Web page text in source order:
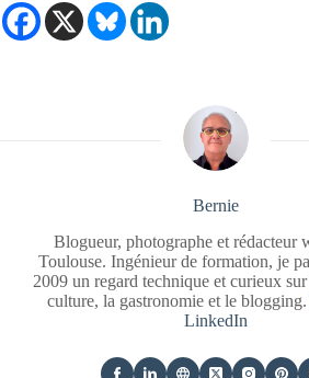
Bernie
Blogueur, photographe et rédacteur
Toulouse. Ingénieur de formation, je
2009 un regard technique et curieux
culture, la gastronomie et le blogging.
LinkedIn